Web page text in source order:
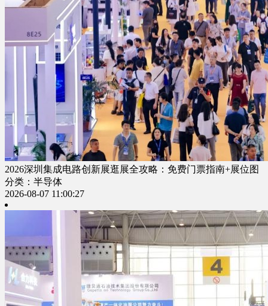
2026深圳集成电路创新展逛展全攻略：免费门票指南+展位图
分类：半导体
2026-08-07 11:00:27